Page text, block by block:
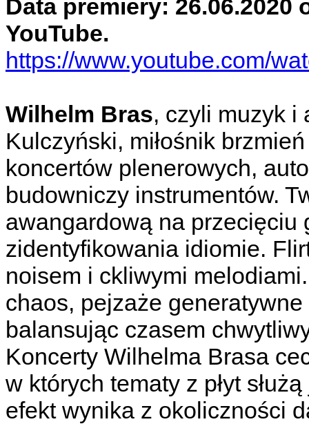
Data premiery: 26.06.2020
YouTube.
https://www.youtube.com/
Wilhelm Bras, czyli muzyk i
Kulczyński, miłośnik
koncertów plenerowych,
budowniczy instrumentów.
awangardową na przecięciu
zidentyfikowania idiomie.
noisem i ckliwymi
chaos, pejzaże
balansując czasem
Koncerty Wilhelma Brasa
w których tematy z płyt
efekt wynika z okoliczności